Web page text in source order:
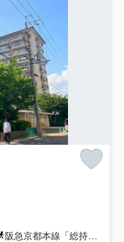
阪急京都本線「総持寺」駅 徒歩18分